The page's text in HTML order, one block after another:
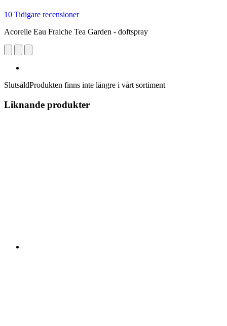
10 Tidigare recensioner
Acorelle Eau Fraiche Tea Garden - doftspray
SlutsåldProdukten finns inte längre i vårt sortiment
Liknande produkter